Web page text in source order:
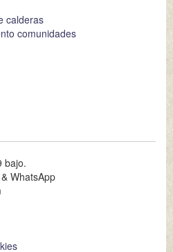
calderas
comunidades
bajo.
WhatsApp